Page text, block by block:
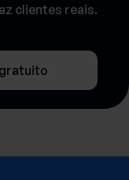
clientes reais.